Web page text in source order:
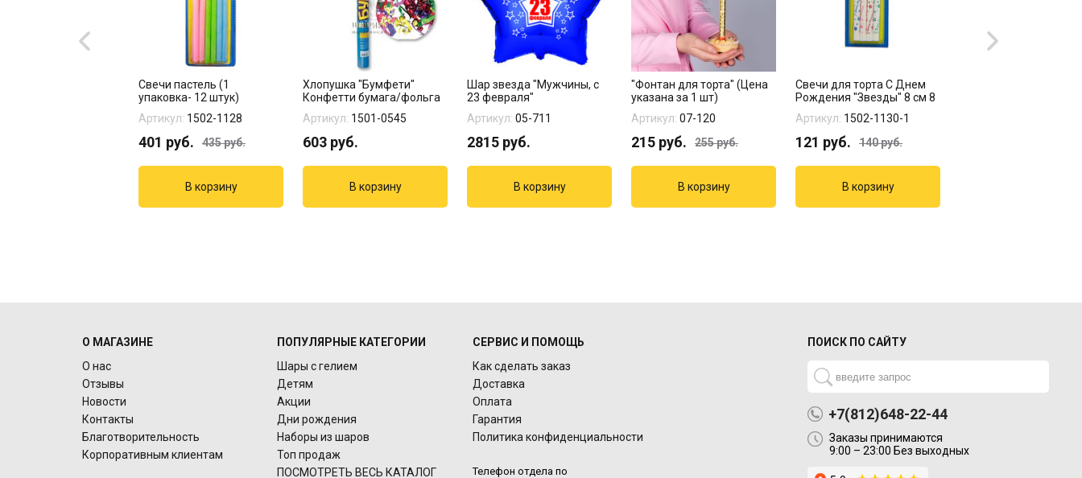
Свечи пастель (1
упаковка- 12 штук)
Артикул: 1502-1128
401 руб. 435руб.
Хлопушка "Бумфети"
Конфетти бумага/фольга
Артикул: 1501-0545
603 руб.
Шар звезда "Мужчины, с
23 февраля"
Артикул: 05-711
2815 руб.
"Фонтан для торта" (Цена
указана за 1 шт)
Артикул: 07-120
215 руб. 255руб.
Свечи для торта С Днем
Рождения "Звезды" 8 см 8
Артикул: 1502-1130-1
121 руб. 140руб.
О МАГАЗИНЕ
О нас
Отзывы
Новости
Контакты
Благотворительность
Корпоративным клиентам
ПОПУЛЯРНЫЕ КАТЕГОРИИ
Шары с гелием
Детям
Акции
Дни рождения
Наборы из шаров
Топ продаж
ПОСМОТРЕТЬ ВЕСЬ КАТАЛОГ
СЕРВИС И ПОМОЩЬ
Как сделать заказ
Доставка
Оплата
Гарантия
Политика конфиденциальности
Телефон отдела по
ПОИСК ПО САЙТУ
+7(812)648-22-44
Заказы принимаются
9:00 – 23:00 Без выходных